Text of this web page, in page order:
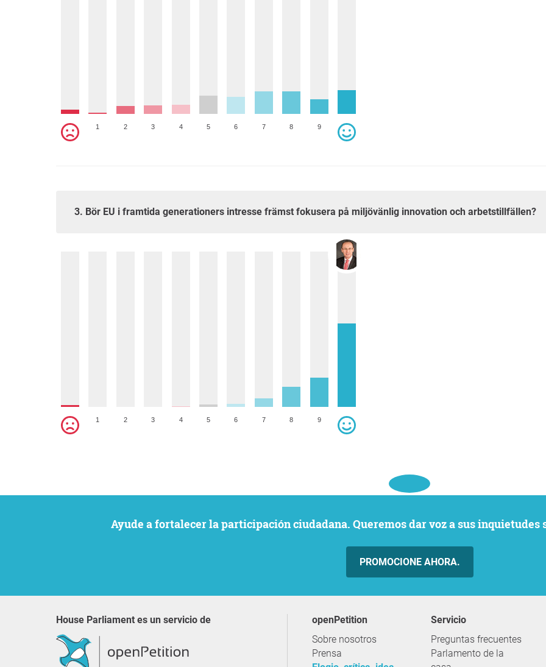
1 2 3 4 5 6 7 8 9
3. Bör EU i framtida generationers intresse främst fokusera på miljövänlig innovation och arbetstillfällen?
1 2 3 4 5 6 7 8 9
Ayude a fortalecer la participación ciudadana. Queremos dar voz a sus
PROMOCIONE AHORA.
House Parliament es un servicio de
openPetition
Sobre nosotros
Prensa
servicio
Preguntas frecuentes
Parlamento de la